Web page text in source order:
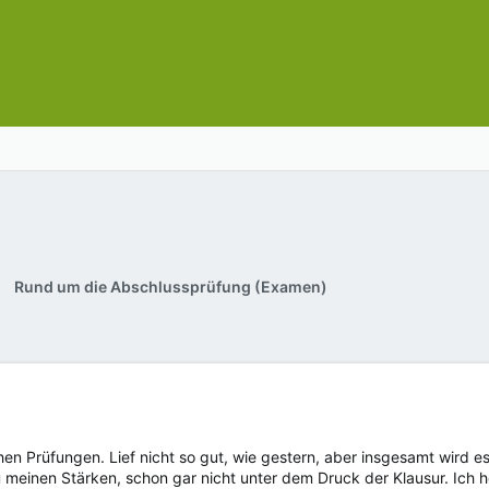
Rund um die Abschlussprüfung (Examen)
Prüfungen. Lief nicht so gut, wie gestern, aber insgesamt wird
Stärken, schon gar nicht unter dem Druck der Klausur. Ich